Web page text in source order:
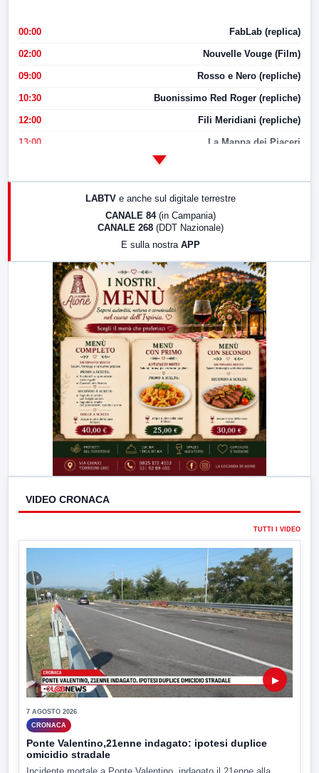
00:00 FabLab (replica)
02:00 Nouvelle Vouge (Film)
09:00 Rosso e Nero (repliche)
10:30 Buonissimo Red Roger (repliche)
12:00 Fili Meridiani (repliche)
13:00 La Mappa dei Piaceri
LabNews (replica)
LABTV e anche sul digitale terrestre
CANALE 84 (in Campania)
CANALE 268 (DDT Nazionale)
E sulla nostra APP
VIDEO CRONACA
TUTTI I VIDEO
▶
7 AGOSTO 2026
CRONACA
Ponte Valentino,21enne indagato: ipotesi duplice
omicidio stradale